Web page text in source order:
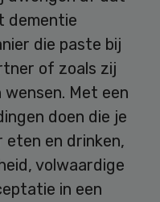
dementie
die paste bij
of zoals zij
Met een
doen die je
eten en drinken,
volwaardige
in een